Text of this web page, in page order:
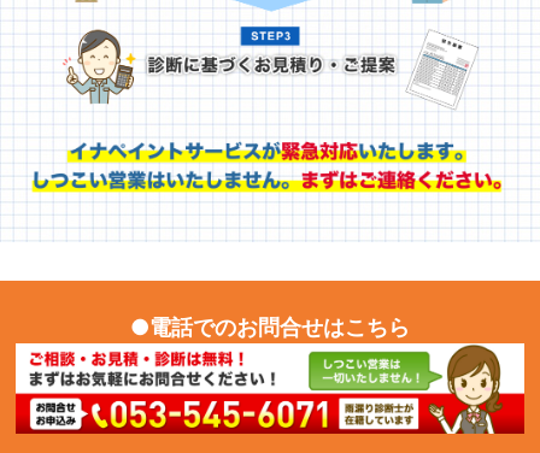
●電話でのお問合せはこちら